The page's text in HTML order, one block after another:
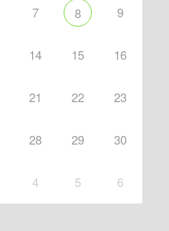
7 8 9
14 15 16
21 22 23
28 29 30
4 5 6